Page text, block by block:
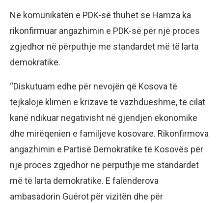
Në komunikatën e PDK-së thuhet se Hamza ka
rikonfirmuar angazhimin e PDK-së për një proces
zgjedhor në përputhje me standardet më të larta
demokratike.
“Diskutuam edhe për nevojën që Kosova të
tejkalojë klimën e krizave të vazhdueshme, të cilat
kanë ndikuar negativisht në gjendjen ekonomike
dhe mirëqenien e familjeve kosovare. Rikonfirmova
angazhimin e Partisë Demokratike të Kosovës për
një proces zgjedhor në përputhje me standardet
më të larta demokratike. E falënderova
ambasadorin Guérot për vizitën dhe për